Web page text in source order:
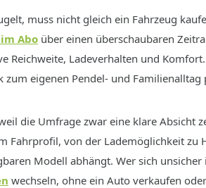
muss nicht gleich ein Fahrzeug
Abo über einen überschaubaren
Reichweite, Ladeverhalten und Komfort.
zum eigenen Pendel- und Familienalltag
die Umfrage zwar eine klare Absicht
Fahrprofil, von der Lademöglichkeit zu
Modell abhängt. Wer sich unsicher
wechseln, ohne ein Auto verkaufen